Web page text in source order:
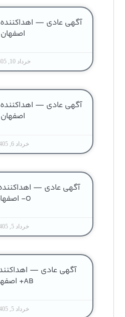
اصفهان
خرداد 10, 1405
اصفهان
خرداد 6, 1405
آگهی عادی —
O- اصفهان
خرداد 5, 1405
آگهی عادی —
AB+ اصفهان
خرداد 5, 1405